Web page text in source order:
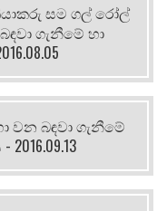
සම ගල් රෝල්
ගැනීමේ හා
වන බඳවා ගැනීමේ